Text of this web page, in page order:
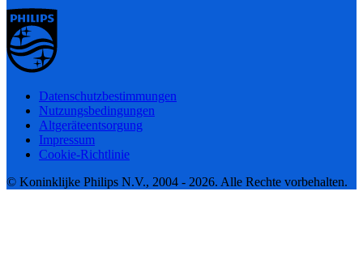
Datenschutzbestimmungen
Nutzungsbedingungen
Altgeräteentsorgung
Impressum
Cookie-Richtlinie
© Koninklijke Philips N.V., 2004 - 2026. Alle Rechte vorbehalten.